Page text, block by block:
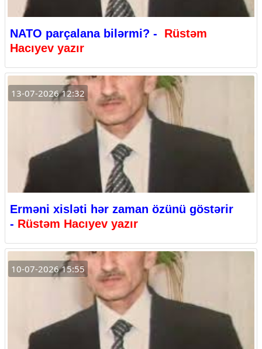
NATO parçalana bilərmi? -
Rüstəm
Hacıyev yazır
13-07-2026 12:32
Erməni xisləti hər zaman özünü göstərir
- Rüstəm Hacıyev yazır
10-07-2026 15:55